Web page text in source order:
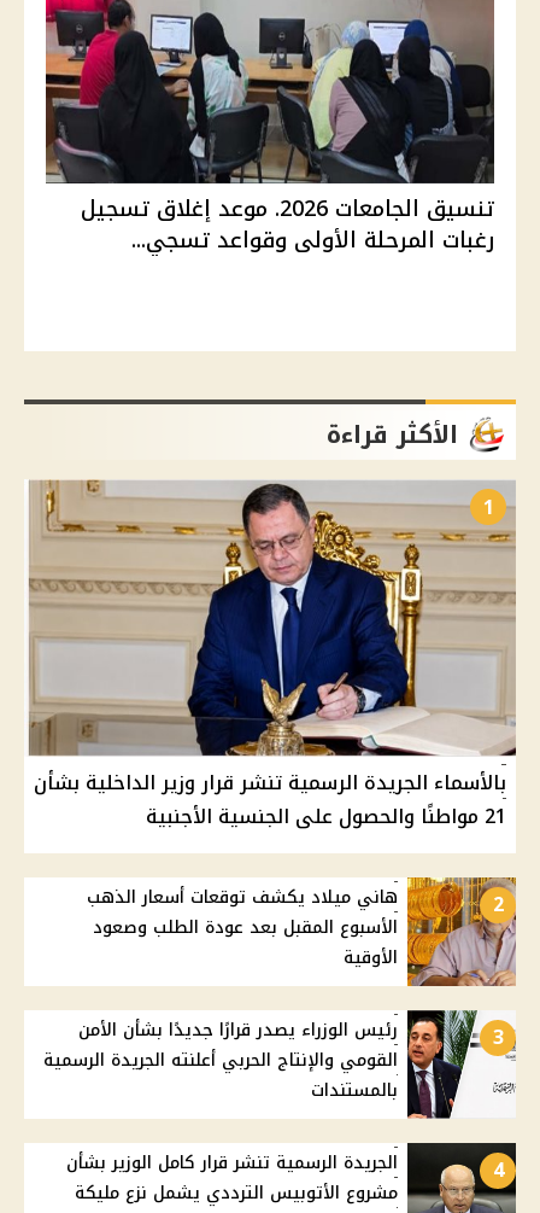
تنسيق الجامعات 2026. موعد إغلاق تسجيل
رغبات المرحلة الأولى وقواعد تسجي...
الأكثر قراءة
1
بالأسماء الجريدة الرسمية تنشر قرار وزير الداخلية بشأن
21 مواطنًا والحصول على الجنسية الأجنبية
2
هاني ميلاد يكشف توقعات أسعار الذهب
الأسبوع المقبل بعد عودة الطلب وصعود
الأوقية
3
رئيس الوزراء يصدر قرارًا جديدًا بشأن الأمن
القومي والإنتاج الحربي أعلنته الجريدة الرسمية
بالمستندات
4
الجريدة الرسمية تنشر قرار كامل الوزير بشأن
مشروع الأتوبيس الترددي يشمل نزع مليكة